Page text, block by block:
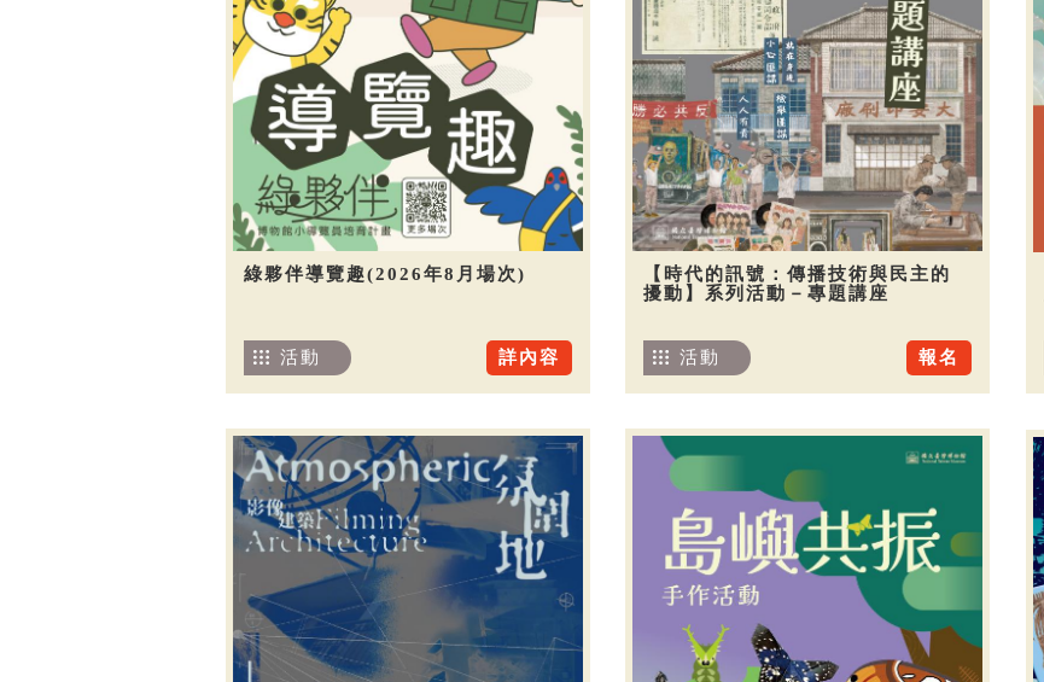
綠夥伴導覽趣(2026年8月場次)
詳內容
活動
【時代的訊號：傳播技術與民主的
擾動】系列活動－專題講座
報名
活動